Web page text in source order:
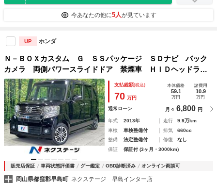
今あなたの他に5人が見ています
UP ホンダ
Ｎ－ＢＯＸカスタム Ｇ ＳＳパッケージ ＳＤナビ バック
カメラ 両側パワースライドドア 禁煙車 ＨＩＤヘッドライ
ト ＥＴＣ オートエアコン スマートキー ＤＶＤ／ＣＤ再
生 Ｂｌｕｅｔｏｏｔｈ再生 純正１４インチアルミホイール
支払総額(税込)
70 万円
本体価格
59.1
万円
諸費用
10.9
万円
通常ローン 月々 6,800 円
年式 2013年 走行
9.9万km
車検
車検整備付 排気
660cc
整備
法定整備付 修復
なし
保証
保証付 (3ヶ月・3000km)
販売店保証 車両状態評価書 グー鑑定 OBD診断済み オンライン商談可
岡山県都窪郡早島町 ネクステージ 早島インター店